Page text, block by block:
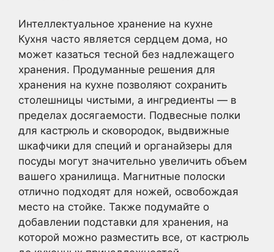
Интеллектуальное хранение на кухне
Кухня часто является сердцем дома, но
может казаться тесной без надлежащего
хранения. Продуманные решения для
хранения на кухне позволяют сохранить
столешницы чистыми, а ингредиенты — в
пределах досягаемости. Подвесные полки
для кастрюль и сковородок, выдвижные
шкафчики для специй и органайзеры для
посуды могут значительно увеличить объем
вашего хранилища. Магнитные полоски
отлично подходят для ножей, освобождая
место на стойке. Также подумайте о
добавлении подставки для хранения, на
которой можно разместить все, от кастрюль